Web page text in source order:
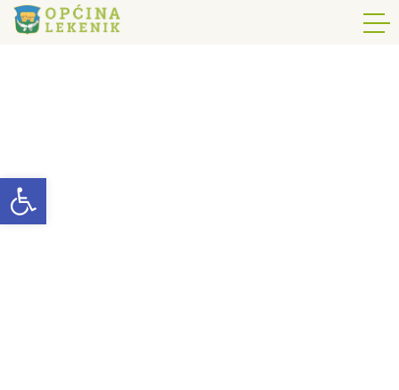
Open toolbar